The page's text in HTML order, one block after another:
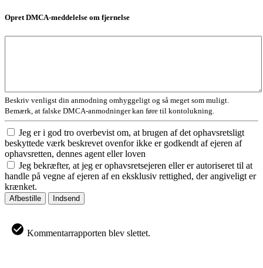
Opret DMCA-meddelelse om fjernelse
Beskriv venligst din anmodning omhyggeligt og så meget som muligt.
Bemærk, at falske DMCA-anmodninger kan føre til kontolukning.
Jeg er i god tro overbevist om, at brugen af det ophavsretsligt
beskyttede værk beskrevet ovenfor ikke er godkendt af ejeren af
ophavsretten, dennes agent eller loven
Jeg bekræfter, at jeg er ophavsretsejeren eller er autoriseret til at
handle på vegne af ejeren af en eksklusiv rettighed, der angiveligt er
krænket.
Afbestille Indsend
Kommentarrapporten blev slettet.